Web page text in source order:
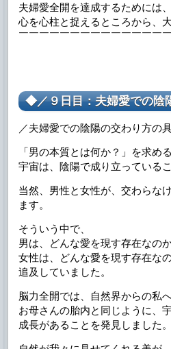
夫婦愛全開を達成するためには、
心を心柱と捉えるところから、
￣￣￣￣￣￣￣￣￣￣￣￣￣￣
◆／９日目：夫婦愛での陰
／夫婦愛での陰陽の交わり方の
「男の本質とは何か？」を求め
宇宙は、陰陽で成り立っている
当然、男性と女性が、交わらな
ます。
そういう中で、
男は、どんな愛を現す存在なの
女性は、どんな愛を現す存在な
追及していました。
脳力全開では、自然界からの私
お母さんの胎内と同じように、
成長があることを発見しました。